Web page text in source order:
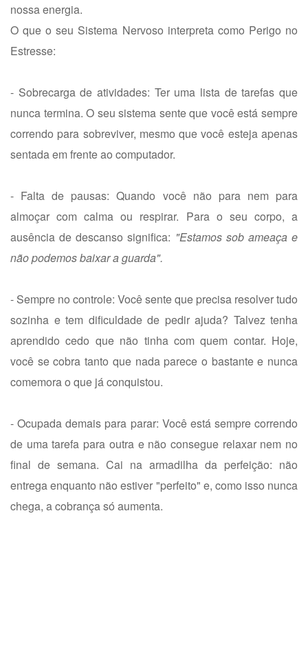
nossa energia.
O que o seu Sistema Nervoso interpreta como Perigo no
Estresse:
- Sobrecarga de atividades: Ter uma lista de tarefas que
nunca termina. O seu sistema sente que você está sempre
correndo para sobreviver, mesmo que você esteja apenas
sentada em frente ao computador.
- Falta de pausas: Quando você não para nem para
almoçar com calma ou respirar. Para o seu corpo, a
ausência de descanso significa: "Estamos sob ameaça e
não podemos baixar a guarda".
- Sempre no controle: Você sente que precisa resolver tudo
sozinha e tem dificuldade de pedir ajuda? Talvez tenha
aprendido cedo que não tinha com quem contar. Hoje,
você se cobra tanto que nada parece o bastante e nunca
comemora o que já conquistou.
- Ocupada demais para parar: Você está sempre correndo
de uma tarefa para outra e não consegue relaxar nem no
final de semana. Cai na armadilha da perfeição: não
entrega enquanto não estiver "perfeito" e, como isso nunca
chega, a cobrança só aumenta.